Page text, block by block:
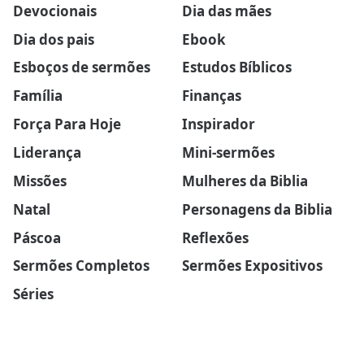
Devocionais
Dia das mães
Dia dos pais
Ebook
Esboços de sermões
Estudos Bíblicos
Família
Finanças
Força Para Hoje
Inspirador
Liderança
Mini-sermões
Missões
Mulheres da Biblia
Natal
Personagens da Biblia
Páscoa
Reflexões
Sermões Completos
Sermões Expositivos
Séries